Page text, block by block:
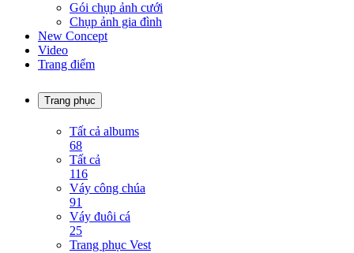
Gói chụp ảnh cưới
Chụp ảnh gia đình
New Concept
Video
Trang điểm
Trang phục
Tất cả albums
68
Tất cả
116
Váy công chúa
91
Váy đuôi cá
25
Trang phục Vest